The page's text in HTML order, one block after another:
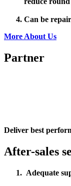
Can be
More About Us
Partner
Deliver best
After-sales
Adequate